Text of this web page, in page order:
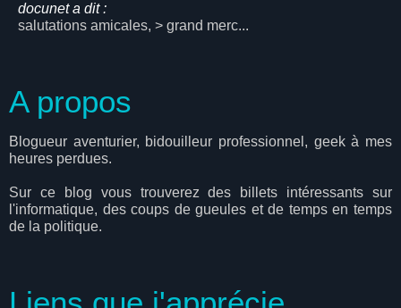
docunet a dit :
salutations amicales, > grand merc...
A propos
Blogueur aventurier, bidouilleur professionnel, geek à mes
heures perdues.
Sur ce blog vous trouverez des billets intéressants sur
l'informatique, des coups de gueules et de temps en temps
de la politique.